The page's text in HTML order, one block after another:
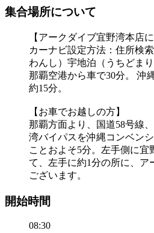
集合場所について
【アークダイブ宜野湾本店
カーナビ設定方法：住所検
わんし）宇地泊（うちどま
那覇空港から車で30分。 沖
約15分。
【お車でお越しの方】
那覇方面より、国道58号線
湾バイパスを沖縄コンベン
ことおよそ5分。左手側に宜
て、左手に約1分の所に、ア
ございます。
開始時間
08:30